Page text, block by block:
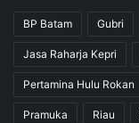
BP Batam Gubri
Jasa Raharja Kepri
Pertamina Hulu Rokan
Pramuka Riau